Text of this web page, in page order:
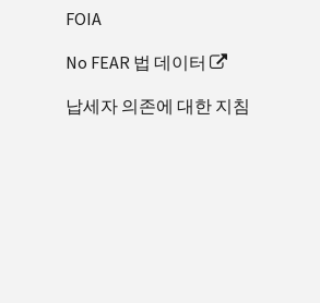
FOIA
No FEAR 법 데이터
납세자 의존에 대한 지침